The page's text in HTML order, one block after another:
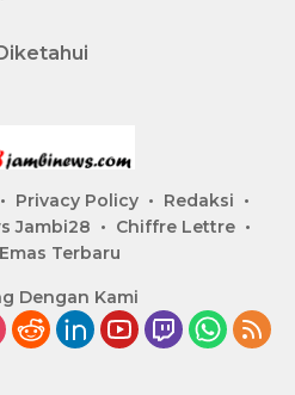
Privacy Policy
Redaksi
Jambi28
Chiffre Lettre
Terbaru
Dengan Kami